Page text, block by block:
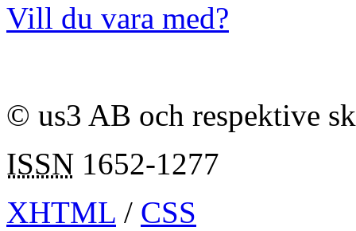
Vill du vara med?
© us3 AB och respektive
ISSN 1652-1277
XHTML / CSS